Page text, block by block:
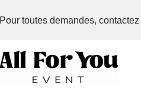
Pour toutes demandes,